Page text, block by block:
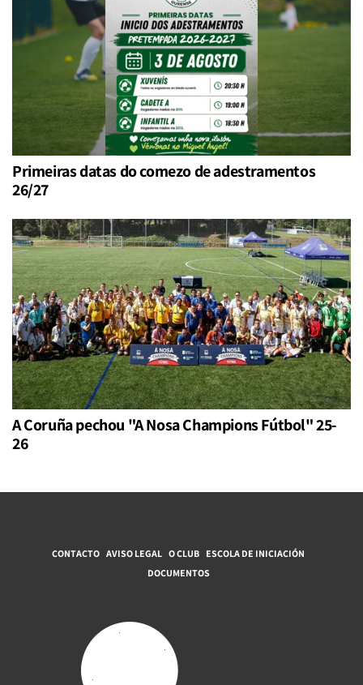
Primeiras datas do comezo de adestramentos
26/27
A Coruña pechou "A Nosa Champions Fútbol" 25-
26
CONTACTO AVISO LEGAL O CLUB ESCOLA DE INICIACIÓN
DOCUMENTOS